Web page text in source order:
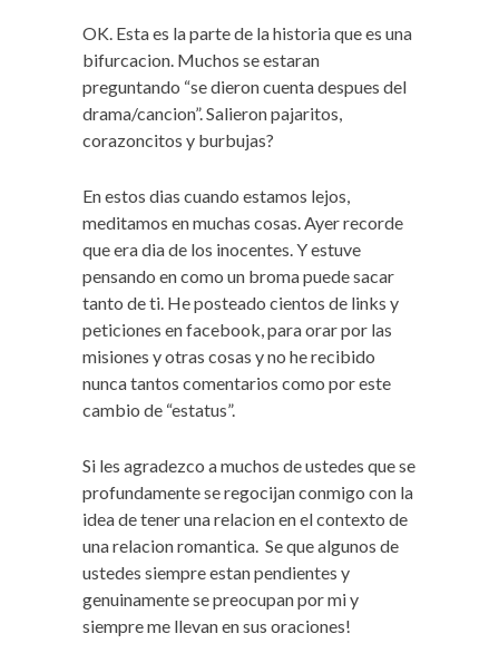
OK. Esta es la parte de la historia que es una
bifurcacion. Muchos se estaran
preguntando “se dieron cuenta despues del
drama/cancion”. Salieron pajaritos,
corazoncitos y burbujas?
En estos dias cuando estamos lejos,
meditamos en muchas cosas. Ayer recorde
que era dia de los inocentes. Y estuve
pensando en como un broma puede sacar
tanto de ti. He posteado cientos de links y
peticiones en facebook, para orar por las
misiones y otras cosas y no he recibido
nunca tantos comentarios como por este
cambio de “estatus”.
Si les agradezco a muchos de ustedes que se
profundamente se regocijan conmigo con la
idea de tener una relacion en el contexto de
una relacion romantica. Se que algunos de
ustedes siempre estan pendientes y
genuinamente se preocupan por mi y
siempre me llevan en sus oraciones!